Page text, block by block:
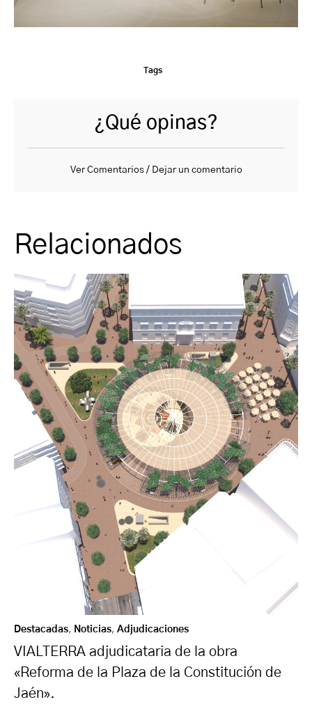
Tags
¿Qué opinas?
Ver Comentarios / Dejar un comentario
Relacionados
Destacadas, Noticias, Adjudicaciones
VIALTERRA adjudicataria de la obra
«Reforma de la Plaza de la Constitución de
Jaén».